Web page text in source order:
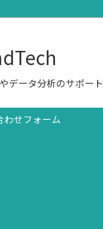
データ分析のサポート
わせフォーム